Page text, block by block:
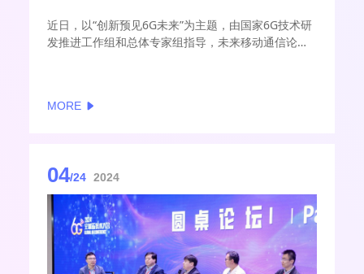
近日，以“创新预见6G未来”为主题，由国家6G技术研
发推进工作组和总体专家组指导，未来移动通信论
期间，中国工程院院士、中国国家数字交换系统工程
这样的‘小偷’，还有勒索病毒这样的‘江洋大盗’。”
MORE
04/24 2024